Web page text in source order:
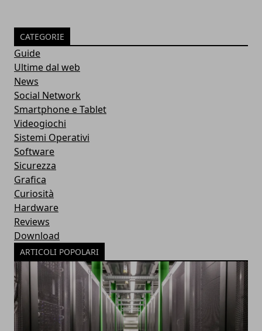
CATEGORIE
Guide
Ultime dal web
News
Social Network
Smartphone e Tablet
Videogiochi
Sistemi Operativi
Software
Sicurezza
Grafica
Curiosità
Hardware
Reviews
Download
ARTICOLI POPOLARI